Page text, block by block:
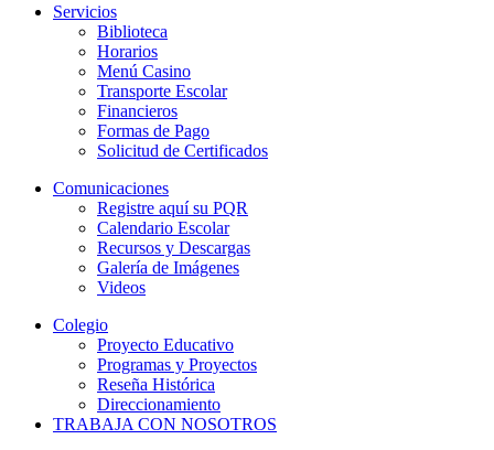
Servicios
Biblioteca
Horarios
Menú Casino
Transporte Escolar
Financieros
Formas de Pago
Solicitud de Certificados
Comunicaciones
Registre aquí su PQR
Calendario Escolar
Recursos y Descargas
Galería de Imágenes
Videos
Colegio
Proyecto Educativo
Programas y Proyectos
Reseña Histórica
Direccionamiento
TRABAJA CON NOSOTROS